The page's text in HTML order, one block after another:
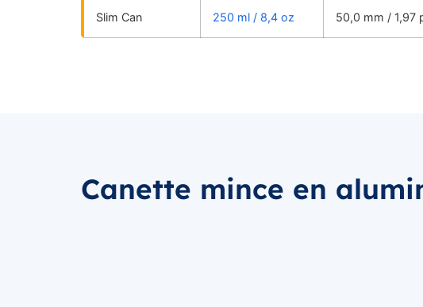
Slim Can 250 ml / 8,4 oz 50,0 mm / 1,97
Canette mince en